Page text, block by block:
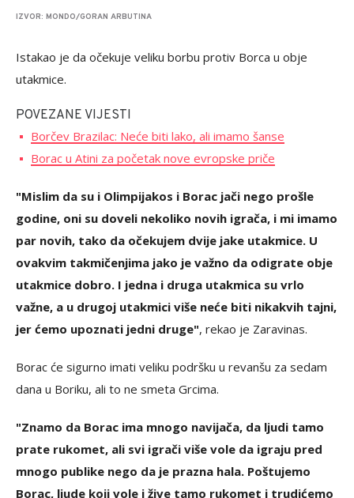
IZVOR: MONDO/GORAN ARBUTINA
Istakao je da očekuje veliku borbu protiv Borca u obje
utakmice.
POVEZANE VIJESTI
Borčev Brazilac: Neće biti lako, ali imamo šanse
Borac u Atini za početak nove evropske priče
"Mislim da su i Olimpijakos i Borac jači nego prošle
godine, oni su doveli nekoliko novih igrača, i mi imamo
par novih, tako da očekujem dvije jake utakmice. U
ovakvim takmičenjima jako je važno da odigrate obje
utakmice dobro. I jedna i druga utakmica su vrlo
važne, a u drugoj utakmici više neće biti nikakvih tajni,
jer ćemo upoznati jedni druge", rekao je Zaravinas.
Borac će sigurno imati veliku podršku u revanšu za sedam
dana u Boriku, ali to ne smeta Grcima.
"Znamo da Borac ima mnogo navijača, da ljudi tamo
prate rukomet, ali svi igrači više vole da igraju pred
mnogo publike nego da je prazna hala. Poštujemo
Borac, ljude koji vole i žive tamo rukomet i trudićemo